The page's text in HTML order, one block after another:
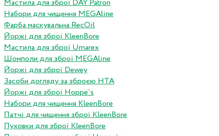
Мастила для зброї DAY Patron
Набори для чищення MEGAline
Фарба маскувальна RecOil
Йоржі для зброї KleenBore
Мастила для зброї Umarex
Шомполи для зброї MEGAline
Йоржі для зброї Dewey
Засоби догляду за зброєю HTA
Йоржі для зброї Hoppe`s
Набори для чищення KleenBore
Патчі для чищення зброї KleenBore
Пуховки для зброї KleenBore